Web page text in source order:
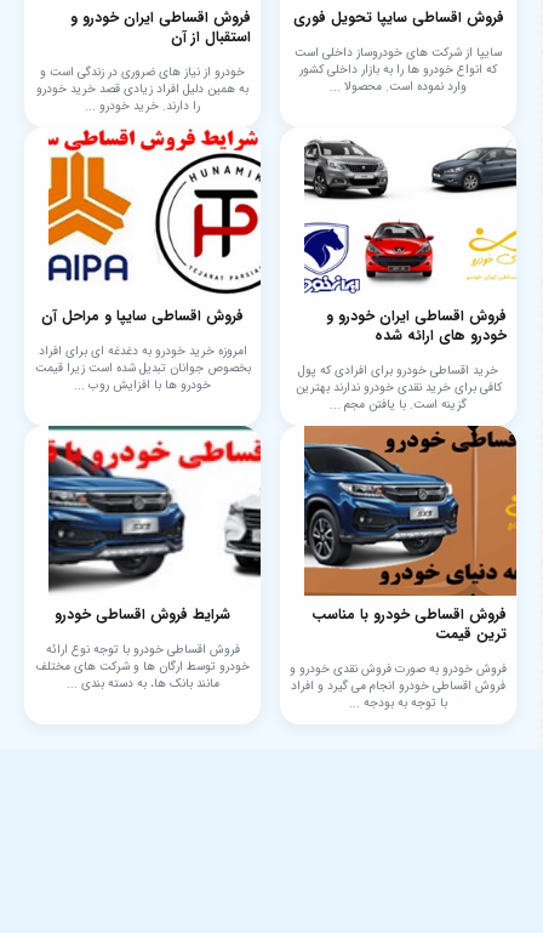
فروش اقساطی سایپا تحویل فوری
سایپا از شرکت های خودروساز داخلی است
که انواع خودرو ها را به بازار داخلی کشور
وارد نموده است. محصولا ...
فروش اقساطی ایران خودرو و
استقبال از آن
خودرو از نیاز های ضروری در زندگی است و
به همین دلیل افراد زیادی قصد خرید خودرو
را دارند. خرید خودرو ...
فروش اقساطی ایران خودرو و
خودرو های ارائه شده
خرید اقساطی خودرو برای افرادی که پول
کافی برای خرید نقدی خودرو ندارند بهترین
گزینه است. با یافتن مجم ...
فروش اقساطی سایپا و مراحل آن
امروزه خرید خودرو به دغدغه ای برای افراد
بخصوص جوانان تبدیل شده است زیرا قیمت
خودرو ها با افزایش روب ...
فروش اقساطی خودرو با مناسب
ترین قیمت
فروش خودرو به صورت فروش نقدی خودرو و
فروش اقساطی خودرو انجام می‌ گیرد و افراد
با توجه به بودجه ...
شرایط فروش اقساطی خودرو
فروش اقساطی خودرو با توجه نوع ارائه
خودرو توسط ارگان ها و شرکت های مختلف
مانند بانک ها، به دسته بندی ...